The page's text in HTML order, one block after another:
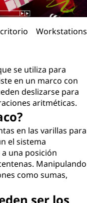
Workstations
se utiliza para
en un marco con
deslizarse para
aritméticas.
en las varillas para
el sistema
una posición
Manipulando
como sumas,